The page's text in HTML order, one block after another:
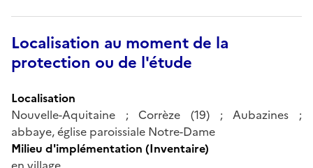
Localisation au moment de la
protection ou de l'étude
Localisation
Nouvelle-Aquitaine ; Corrèze (19) ; Aubazines ;
abbaye, église paroissiale Notre-Dame
Milieu d'implémentation (Inventaire)